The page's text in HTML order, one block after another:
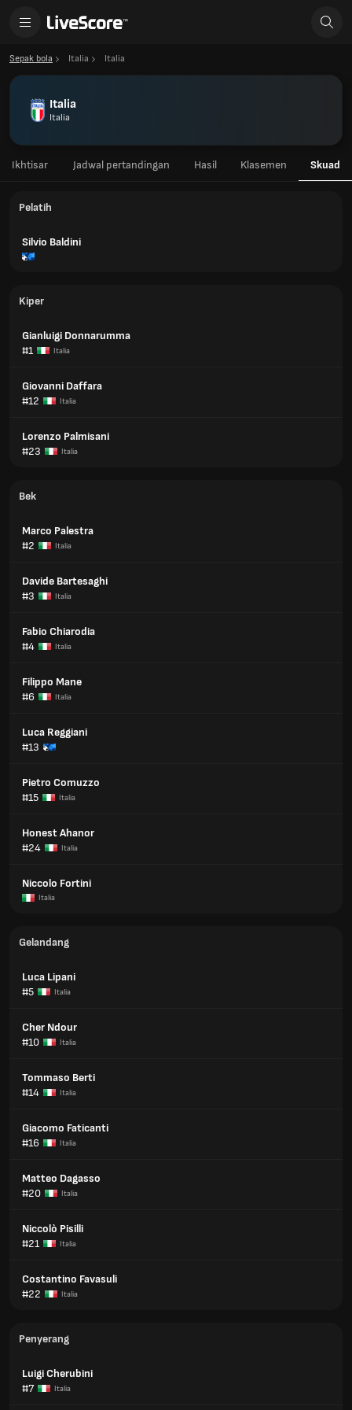
Sepak bola Italia Italia
Italia
Italia
Ikhtisar Jadwal pertandingan Hasil Klasemen Skuad
Pelatih
Silvio Baldini
Kiper
Gianluigi Donnarumma
#1
Italia
Giovanni Daffara
#12
Italia
Lorenzo Palmisani
#23
Italia
Bek
Marco Palestra
#2
Italia
Davide Bartesaghi
#3
Italia
Fabio Chiarodia
#4
Italia
Filippo Mane
#6
Italia
Luca Reggiani
#13
Pietro Comuzzo
#15
Italia
Honest Ahanor
#24
Italia
Niccolo Fortini
Italia
Gelandang
Luca Lipani
#5
Italia
Cher Ndour
#10
Italia
Tommaso Berti
#14
Italia
Giacomo Faticanti
#16
Italia
Matteo Dagasso
#20
Italia
Niccolò Pisilli
#21
Italia
Costantino Favasuli
#22
Italia
Penyerang
Luigi Cherubini
#7
Italia